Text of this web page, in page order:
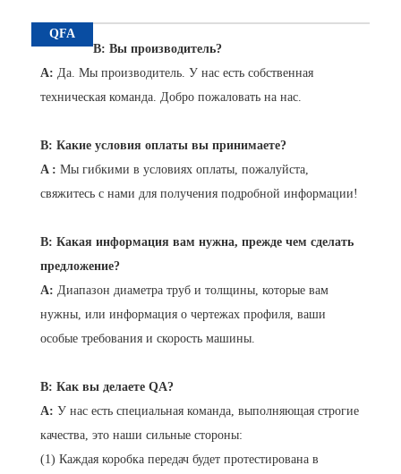
QFA
В: Вы производитель?
A: Да. Мы производитель. У нас есть собственная
техническая команда. Добро пожаловать на нас.
В: Какие условия оплаты вы принимаете?
A : Мы гибкими в условиях оплаты, пожалуйста,
свяжитесь с нами для получения подробной информации!
В: Какая информация вам нужна, прежде чем сделать
предложение?
A: Диапазон диаметра труб и толщины, которые вам
нужны, или информация о чертежах профиля, ваши
особые требования и скорость машины.
В: Как вы делаете QA?
A: У нас есть специальная команда, выполняющая строгие
качества, это наши сильные стороны:
(1) Каждая коробка передач будет протестирована в